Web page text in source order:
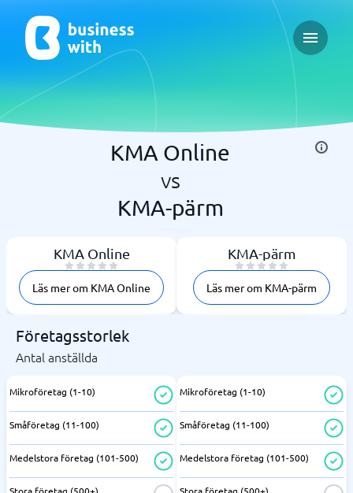
Open
KMA Online
vs
KMA-pärm
KMA Online
Läs mer om KMA Online
KMA-pärm
Läs mer om KMA-pärm
Företagsstorlek
Antal anställda
Mikroföretag (1-10)
Småföretag (11-100)
Medelstora företag (101-500)
Mikroföretag (1-10)
Småföretag (11-100)
Medelstora företag (101-500)